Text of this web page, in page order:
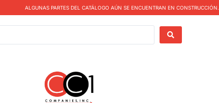
ALGUNAS PARTES DEL CATÁLOGO AÚN SE ENCUENTRAN EN CONSTRUCCIÓN.